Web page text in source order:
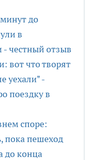
до
в
- честный отзыв
вот что творят
уехали" -
поездку в
споре:
пока пешеход
до конца